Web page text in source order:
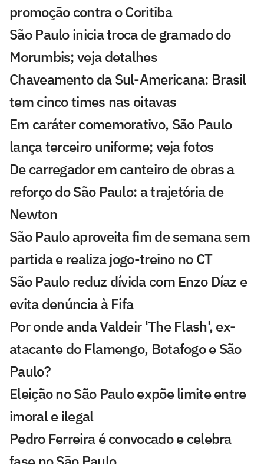
promoção contra o Coritiba
São Paulo inicia troca de gramado do
Morumbis; veja detalhes
Chaveamento da Sul-Americana: Brasil
tem cinco times nas oitavas
Em caráter comemorativo, São Paulo
lança terceiro uniforme; veja fotos
De carregador em canteiro de obras a
reforço do São Paulo: a trajetória de
Newton
São Paulo aproveita fim de semana sem
partida e realiza jogo-treino no CT
São Paulo reduz dívida com Enzo Díaz e
evita denúncia à Fifa
Por onde anda Valdeir 'The Flash', ex-
atacante do Flamengo, Botafogo e São
Paulo?
Eleição no São Paulo expõe limite entre
imoral e ilegal
Pedro Ferreira é convocado e celebra